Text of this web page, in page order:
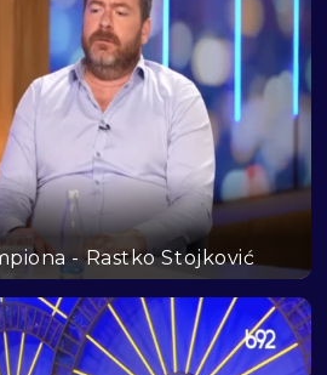
- Rastko Stojković